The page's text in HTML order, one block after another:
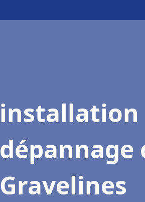
installation
dépannage
Gravelines